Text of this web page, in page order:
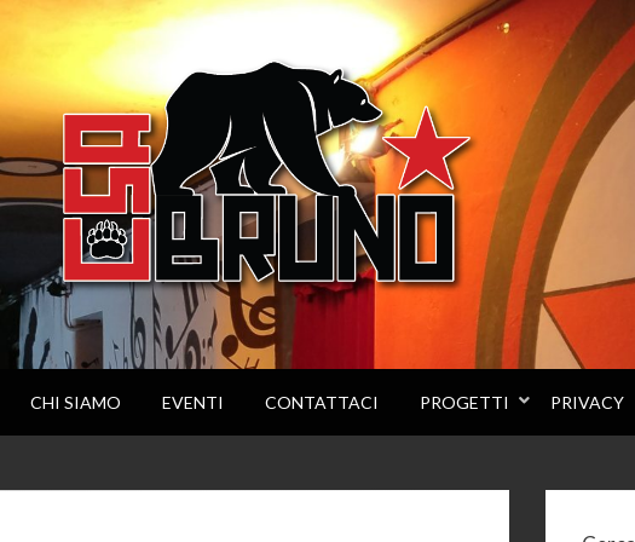
CHI SIAMO EVENTI CONTATTACI PROGETTI PRIVACY